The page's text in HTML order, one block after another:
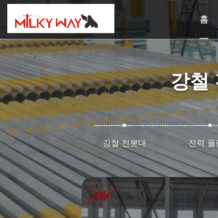
홈
강철
강철 전봇대 전력 폴